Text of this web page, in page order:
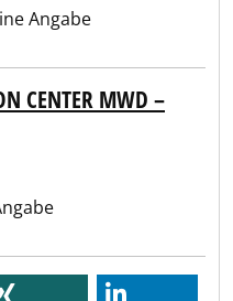
Angabe
CENTER MWD –